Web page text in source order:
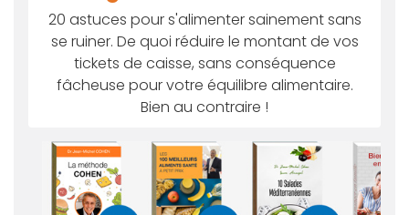
20 astuces pour s'alimenter sainement sans
se ruiner. De quoi réduire le montant de vos
tickets de caisse, sans conséquence
fâcheuse pour votre équilibre alimentaire.
Bien au contraire !